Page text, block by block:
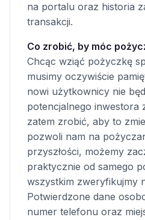
na portalu oraz historia
transakcji.
Co zrobić, by móc
Chcąc wziąć pożyczkę
musimy oczywiście
nowi użytkownicy nie
potencjalnego inwestora
zatem zrobić, aby to
pozwoli nam na
przyszłości, możemy
praktycznie od samego
wszystkim zweryfikujmy
Potwierdzone dane
numer telefonu oraz